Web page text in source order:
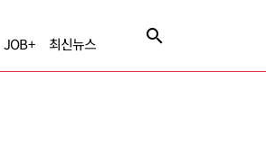
JOB+ 최신뉴스